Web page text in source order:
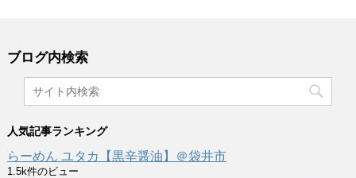
ブログ内検索
人気記事ランキング
らーめん ユタカ【黒辛醤油】＠袋井市
1.5k件のビュー